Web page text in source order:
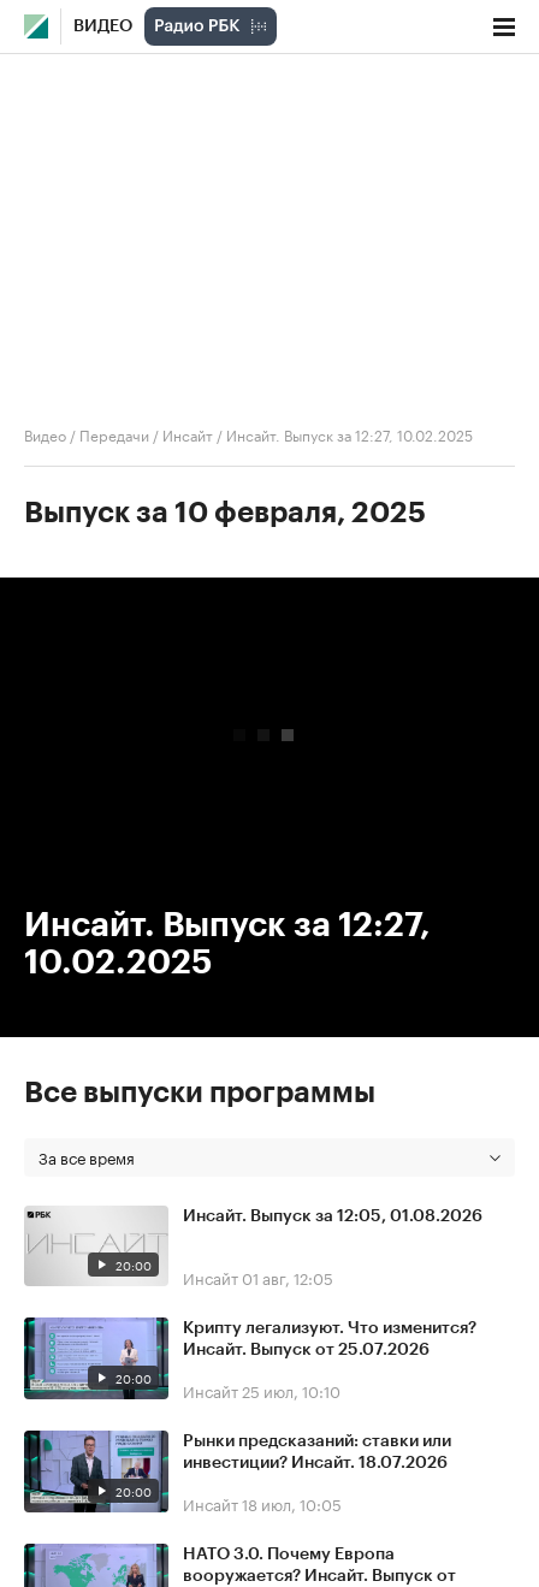
ВИДЕО
Видео / Передачи / Инсайт / Инсайт. Выпуск за 12:27, 10.02.2025
Выпуск за 10 февраля, 2025
Инсайт. Выпуск за 12:27,
10.02.2025
Все выпуски программы
За все время
20:00
Инсайт. Выпуск за 12:05, 01.08.2026
Инсайт 01 авг, 12:05
20:00
Крипту легализуют. Что изменится?
Инсайт. Выпуск от 25.07.2026
Инсайт 25 июл, 10:10
20:00
Рынки предсказаний: ставки или
инвестиции? Инсайт. 18.07.2026
Инсайт18 июл, 10:05
НАТО 3.0. Почему Европа
вооружается? Инсайт. Выпуск от